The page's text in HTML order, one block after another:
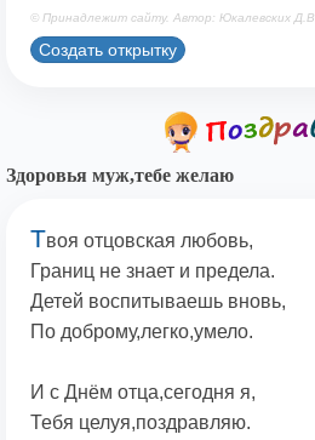
© Принадлежит сайту. Автор: Юкалевских Д.В.
Создать открытку
Здоровья муж,тебе желаю
Твоя отцовская любовь,
Границ не знает и предела.
Детей воспитываешь вновь,
По доброму,легко,умело.
И с Днём отца,сегодня я,
Тебя целуя,поздравляю.